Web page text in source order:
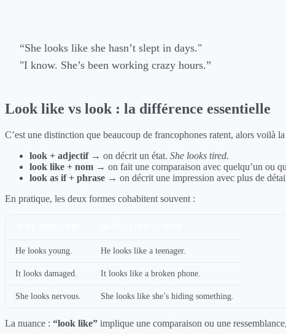
“She looks like she hasn’t slept in days."
"I know. She’s been working crazy hours.”
Look like vs look : la différence essentielle
C’est une distinction que beaucoup de francophones ratent, alors voilà
look + adjectif→ on décrit un état. She looks tired.
look like + nom → on fait une comparaison avec quelqu’un ou
look as if + phrase → on décrit une impression avec plus de
En pratique, les deux formes cohabitent souvent :
He looks young. He looks like a teenager.
It looks damaged. It looks like a broken phone.
She looks nervous. She looks like she’s hiding something.
La nuance : “look like” implique une comparaison ou une ressemblance,